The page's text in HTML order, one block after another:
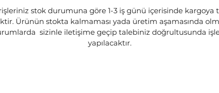
stok durumuna göre 1-3 iş günü içerisinde kargoya
Ürünün stokta kalmaması yada üretim aşamasında
sizinle iletişime geçip talebiniz doğrultusunda
yapılacaktır.